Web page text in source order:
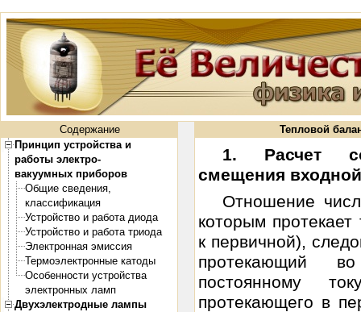
Содержание
Принцип устройства и
работы электро-
вакуумных приборов
Общие сведения,
классификация
Устройство и работа диода
Устройство и работа триода
Электронная эмиссия
Термоэлектронные катоды
Особенности устройства
электронных ламп
Двухэлектродные лампы
Тепловой
1. Расчет
смещения
Отношение
которым
к первичной),
протекающий
постоянному
протекающего в